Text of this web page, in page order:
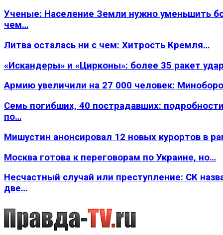
Ученые: Население Земли нужно уменьшить
чем…
Литва осталась ни с чем: Хитрость Кремля…
«Искандеры» и «Цирконы»: более 35 ракет
Армию увеличили на 27 000 человек:
Семь погибших, 40 пострадавших:
по…
Мишустин анонсировал 12 новых курортов в
Москва готова к переговорам по Украине, но…
Несчастный случай или преступление: СК
две…